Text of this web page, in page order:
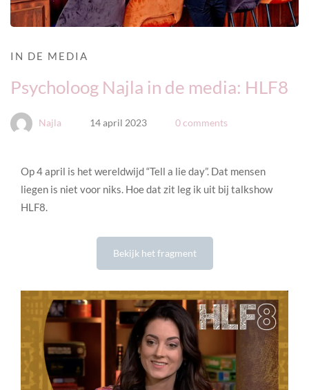
IN DE MEDIA
Psycholoog Najla in de media: HLF8
Najla 14 april 2023 0 comments
Op 4 april is het wereldwijd “Tell a lie day”. Dat mensen
liegen is niet voor niks. Hoe dat zit leg ik uit bij talkshow
HLF8.
Bekijk het fragment